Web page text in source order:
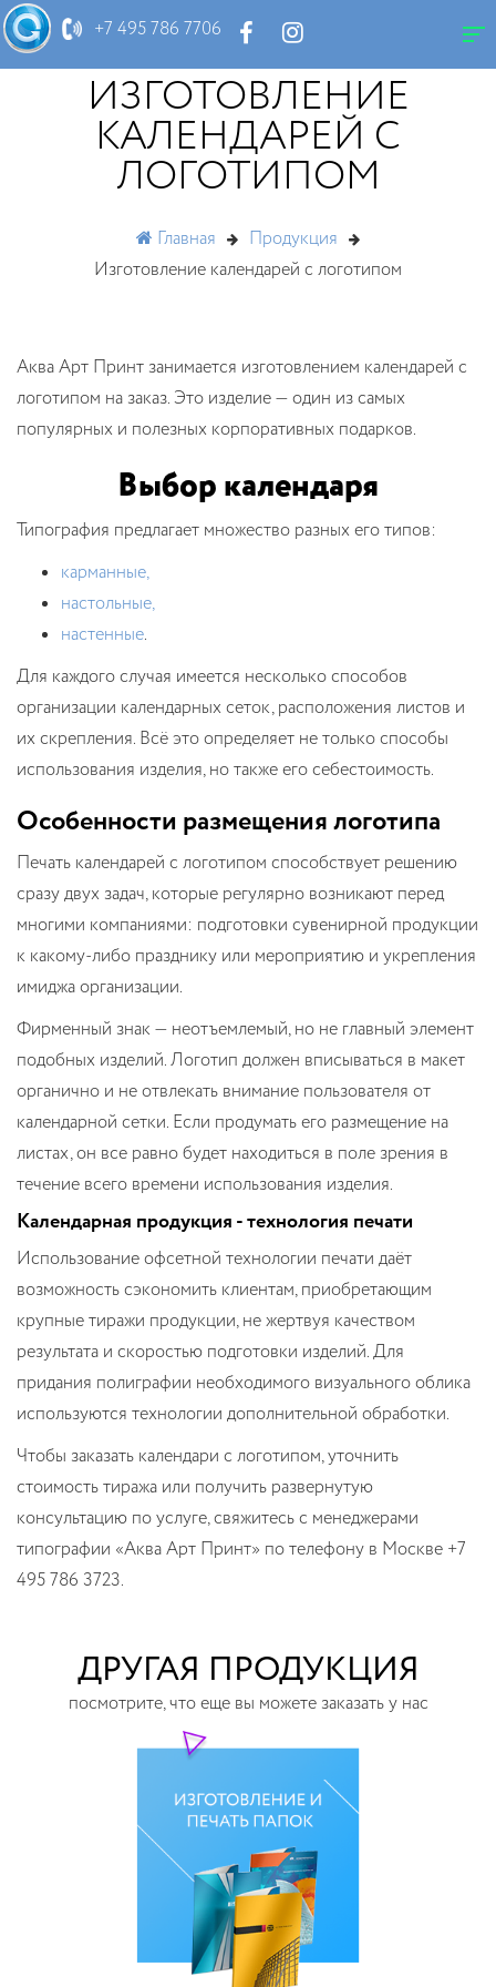
+7 495 786 7706
ИЗГОТОВЛЕНИЕ
КАЛЕНДАРЕЙ С
ЛОГОТИПОМ
Главная
Продукция
Изготовление календарей с логотипом
Аква Арт Принт занимается изготовлением календарей с
логотипом на заказ. Это изделие — один из самых
популярных и полезных корпоративных подарков.
Выбор календаря
Типография предлагает множество разных его типов:
карманные,
настольные,
настенные.
Для каждого случая имеется несколько способов
организации календарных сеток, расположения листов и
их скрепления. Всё это определяет не только способы
использования изделия, но также его себестоимость.
Особенности размещения логотипа
Печать календарей с логотипом способствует решению
сразу двух задач, которые регулярно возникают перед
многими компаниями: подготовки сувенирной продукции
к какому-либо празднику или мероприятию и укрепления
имиджа организации.
Фирменный знак — неотъемлемый, но не главный элемент
подобных изделий. Логотип должен вписываться в макет
органично и не отвлекать внимание пользователя от
календарной сетки. Если продумать его размещение на
листах, он все равно будет находиться в поле зрения в
течение всего времени использования изделия.
Календарная продукция - технология печати
Использование офсетной технологии печати даёт
возможность сэкономить клиентам, приобретающим
крупные тиражи продукции, не жертвуя качеством
результата и скоростью подготовки изделий. Для
придания полиграфии необходимого визуального облика
используются технологии дополнительной обработки.
Чтобы заказать календари с логотипом, уточнить
стоимость тиража или получить развернутую
консультацию по услуге, свяжитесь с менеджерами
типографии «Аква Арт Принт» по телефону в Москве +7
495 786 3723.
ДРУГАЯ ПРОДУКЦИЯ
посмотрите, что еще вы можете заказать у нас